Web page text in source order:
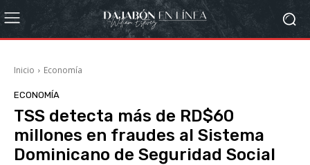
Inicio Economía
ECONOMÍA
TSS detecta más de RD$60
millones en fraudes al Sistema
Dominicano de Seguridad Social